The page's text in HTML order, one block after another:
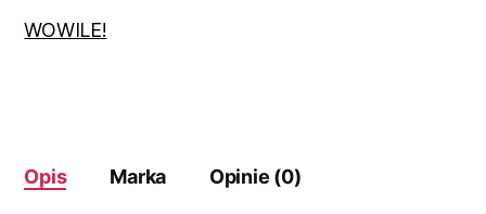
WOWILE!
Opis Marka Opinie (0)